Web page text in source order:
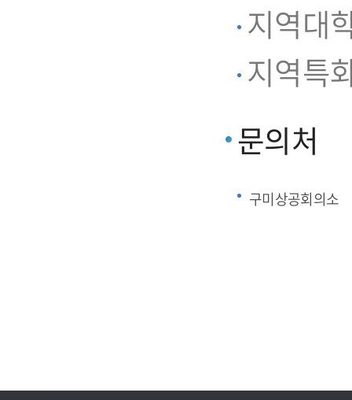
지역대
지역특
문의처
구미상공회의소